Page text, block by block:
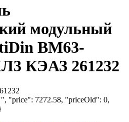
модульный
BM63-
КЭАЗ 261232
"price": 7272.58, "priceOld": 0,